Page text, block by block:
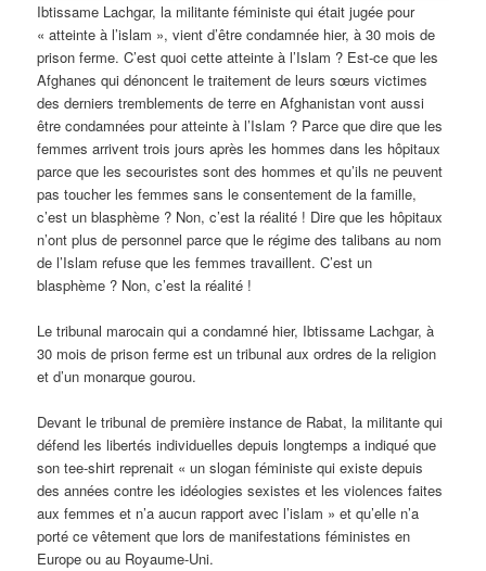
Ibtissame Lachgar, la militante féministe qui était jugée pour
« atteinte à l’islam », vient d’être condamnée hier, à 30 mois de
prison ferme. C’est quoi cette atteinte à l’Islam ? Est-ce que les
Afghanes qui dénoncent le traitement de leurs sœurs victimes
des derniers tremblements de terre en Afghanistan vont aussi
être condamnées pour atteinte à l’Islam ? Parce que dire que les
femmes arrivent trois jours après les hommes dans les hôpitaux
parce que les secouristes sont des hommes et qu’ils ne peuvent
pas toucher les femmes sans le consentement de la famille,
c’est un blasphème ? Non, c’est la réalité ! Dire que les hôpitaux
n’ont plus de personnel parce que le régime des talibans au nom
de l’Islam refuse que les femmes travaillent. C’est un
blasphème ? Non, c’est la réalité !
Le tribunal marocain qui a condamné hier, Ibtissame Lachgar, à
30 mois de prison ferme est un tribunal aux ordres de la religion
et d’un monarque gourou.
Devant le tribunal de première instance de Rabat, la militante qui
défend les libertés individuelles depuis longtemps a indiqué que
son tee-shirt reprenait « un slogan féministe qui existe depuis
des années contre les idéologies sexistes et les violences faites
aux femmes et n’a aucun rapport avec l’islam » et qu’elle n’a
porté ce vêtement que lors de manifestations féministes en
Europe ou au Royaume-Uni.